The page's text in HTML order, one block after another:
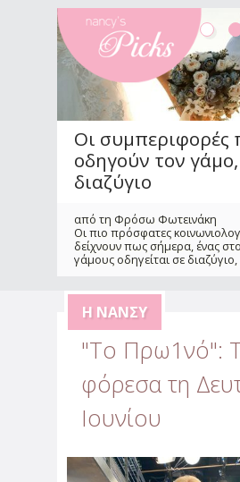
Οι συμπεριφορές
οδηγούν τον
διαζύγιο
από τη Φρόσω Φωτεινάκη
Οι πιο πρόσφατες
δείχνουν πως σήμερα, ένας
γάμους οδηγείται σε διαζύγιο,
Αντιμετώπισε την
αβεβαιότητα & το
από την Αλεξάνδρα Παυλέτση
"Το Πρω1νό":
φόρεσα τη
Ιουνίου
Η ΝΆΝΣΥ